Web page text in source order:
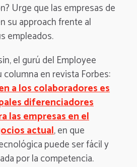
Urge que las empresas de
su approach frente al
empleados.
el gurú del Employee
columna en revista Forbes:
a los colaboradores es
diferenciadores
las empresas en el
actual, en que
puede ser fácil y
por lacompetencia.